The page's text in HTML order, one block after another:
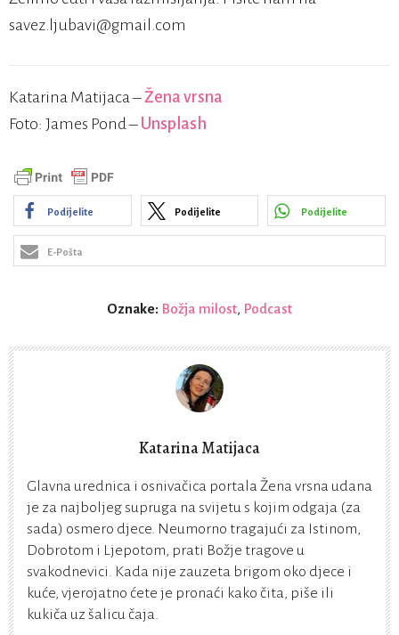
savez.ljubavi@gmail.com
Katarina Matijaca –Žena vrsna
Foto: James Pond – Unsplash
Podijelite Podijelite Podijelite
E-Pošta
Oznake: Božja milost, Podcast
Katarina Matijaca
Glavna urednica i osnivačica portala Žena vrsna udana
je za najboljeg supruga na svijetu s kojim odgaja (za
sada) osmero djece. Neumorno tragajući za Istinom,
Dobrotom i Ljepotom, prati Božje tragove u
svakodnevici. Kada nije zauzeta brigom oko djece i
kuće, vjerojatno ćete je pronaći kako čita, piše ili
kukiča uz šalicu čaja.